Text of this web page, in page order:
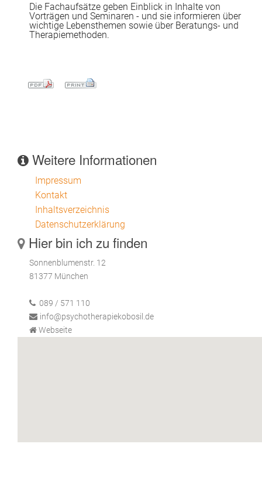
Die Fachaufsätze geben Einblick in Inhalte von
Vorträgen und Seminaren - und sie informieren über
wichtige Lebensthemen sowie über Beratungs- und
Therapiemethoden.
Weitere Informationen
Impressum
Kontakt
Inhaltsverzeichnis
Datenschutzerklärung
Hier bin ich zu finden
Sonnenblumenstr. 12
81377 München
089 / 571 110
info@psychotherapiekobosil.de
Webseite